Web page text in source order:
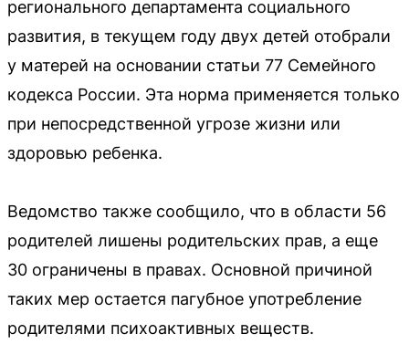
регионального департамента социального
развития, в текущем году двух детей отобрали
у матерей на основании статьи 77 Семейного
кодекса России. Эта норма применяется только
при непосредственной угрозе жизни или
здоровью ребенка.
Ведомство также сообщило, что в области 56
родителей лишены родительских прав, а еще
30 ограничены в правах. Основной причиной
таких мер остается пагубное употребление
родителями психоактивных веществ.